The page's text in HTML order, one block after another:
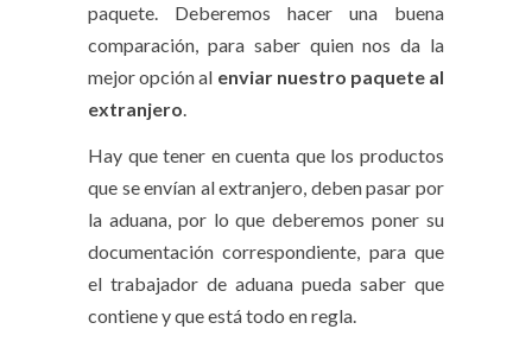
paquete. Deberemos hacer una buena
comparación, para saber quien nos da la
mejor opción al enviar nuestro paquete al
extranjero.
Hay que tener en cuenta que los productos
que se envían al extranjero, deben pasar por
la aduana, por lo que deberemos poner su
documentación correspondiente, para que
el trabajador de aduana pueda saber que
contiene y que está todo en regla.